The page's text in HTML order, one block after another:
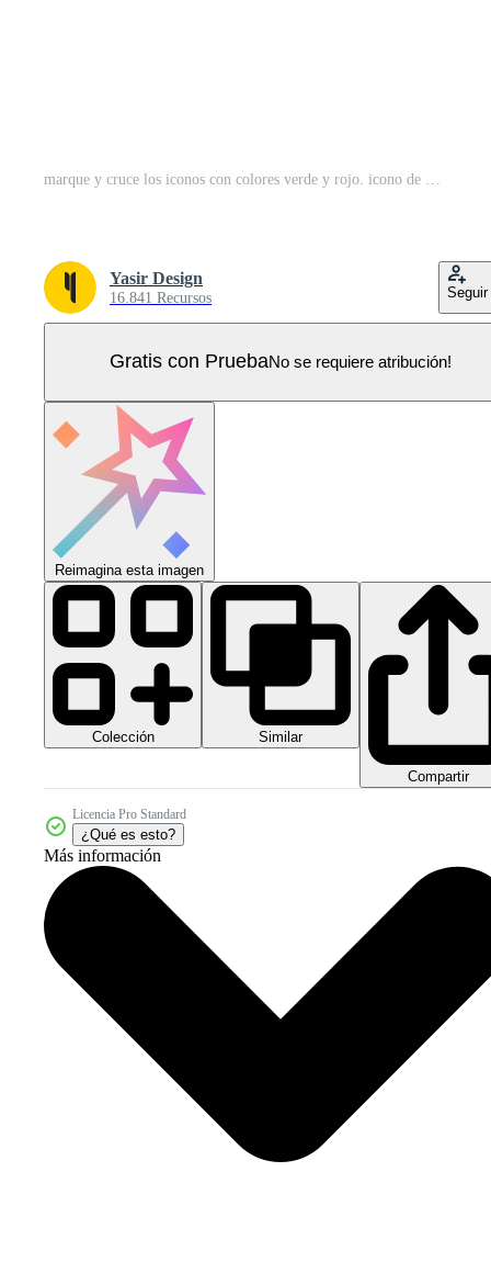
Yasir Design
16.841 Recursos Seguir
Gratis con PruebaNo se requiere atribución!
Reimagina esta imagen
Colección Similar
Compartir
Licencia Pro Standard
¿Qué es esto?
Más información